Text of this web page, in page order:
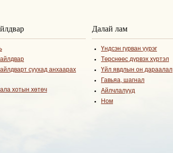
суухад анхаарах
хотын хөтөч
Далай лам
Үндсэн гурван үүрэг
Төрснөөс дүрвэх хүртэл
Үйл явдлын он дараалал
Гавьяа, шагнал
Айлчлалууд
Ном